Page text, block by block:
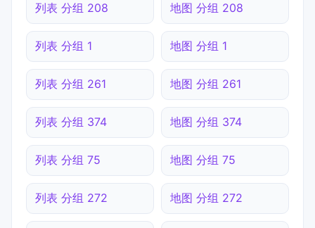
列表 分组 208 地图 分组 208
列表 分组 1 地图 分组 1
列表 分组 261 地图 分组 261
列表 分组 374 地图 分组 374
列表 分组 75 地图 分组 75
列表 分组 272 地图 分组 272